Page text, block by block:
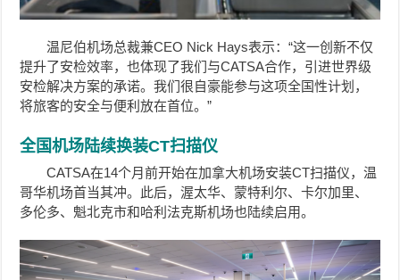
温尼伯机场总裁兼CEO Nick Hays表示：“这一创新不仅
提升了安检效率，也体现了我们与CATSA合作，引进世界级
安检解决方案的承诺。我们很自豪能参与这项全国性计划，
将旅客的安全与便利放在首位。”
全国机场陆续换装CT扫描仪
CATSA在14个月前开始在加拿大机场安装CT扫描仪，温
哥华机场首当其冲。此后，渥太华、蒙特利尔、卡尔加里、
多伦多、魁北克市和哈利法克斯机场也陆续启用。